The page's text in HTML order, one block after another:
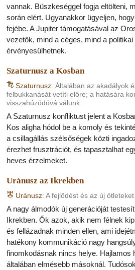
vannak. Büszkeséggel fogja eltölteni,
során elért. Ugyanakkor ügyeljen,
fejébe. A Jupiter támogatásával az
vezetők, mind a céges, mind a politikai
érvényesülhetnek.
Szaturnusz a Kosban
G Szaturnusz: Általában az akadályok
felbukkanását vetíti előre; a hatására
visszahúzódóvá válunk.
A Szaturnusz konfliktust jelent a
Kos aligha hódol be a komoly és
a csillagállás szélsőségek közti
érezhet frusztrációt, és tapasztalhat
heves érzelmeket.
Uránusz az Ikrekben
H Uránusz: A fejlődést és az új ötleteket
A nagy álmodók új generációját
Ikrekben. Ők azok, akik nem félnek
és fellázadnak minden ellen, ami
hatékony kommunikáció nagy
finomkodásnak nincs helye. Hajlamos
általában elmésebb másoknál.